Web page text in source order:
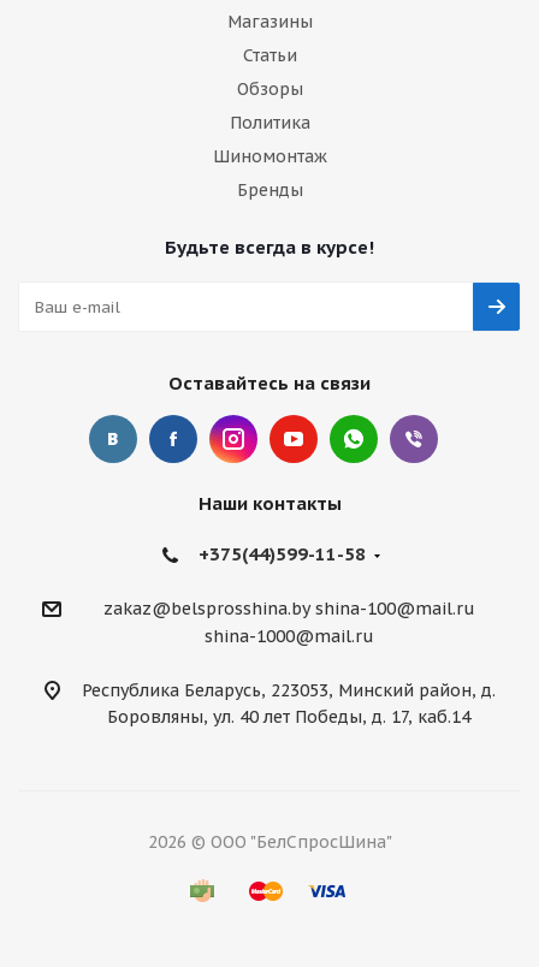
Магазины
Статьи
Обзоры
Политика
Шиномонтаж
Бренды
Будьте всегда в курсе!
Оставайтесь на связи
Наши контакты
+375(44)599-11-58
zakaz@belsprosshina.by shina-100@mail.ru
shina-1000@mail.ru
Республика Беларусь, 223053, Минский район, д.
Боровляны, ул. 40 лет Победы, д. 17, каб.14
2026 © ООО "БелСпросШина"